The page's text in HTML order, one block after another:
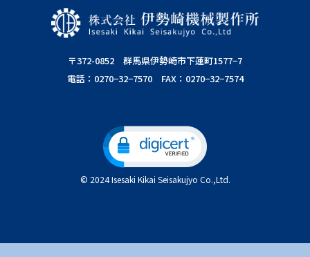
〒372-0852 群馬県伊勢崎市下蓮町1577−7
電話：0270−32−7570 FAX：0270−32−7574
© 2024 Isesaki Kikai Seisakujyo Co.,Ltd.